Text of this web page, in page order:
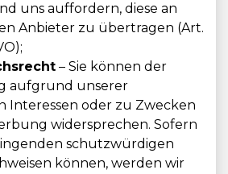
uns auffordern, diese an
Anbieter zu übertragen (Art.
– Sie können der
aufgrund unserer
Interessen oder zu Zwecken
widersprechen. Sofern
schutzwürdigen
können, werden wir